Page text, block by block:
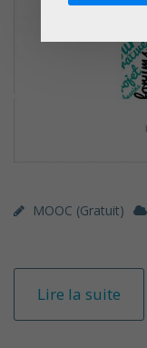
MOOC (gratuit)
Lire la suite